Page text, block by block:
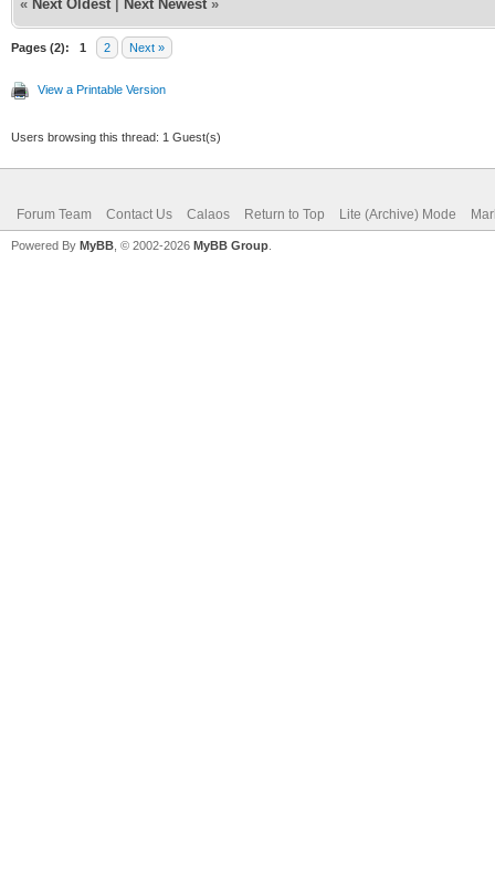
« Next Oldest Next Newest »
Pages (2): 1 2 Next »
View a Printable Version
Users browsing this thread: 1 Guest(s)
Forum Team Contact Us Calaos Return to Top Lite (Archive) Mode
Powered By MyBB , © 2002-2026 MyBB Group